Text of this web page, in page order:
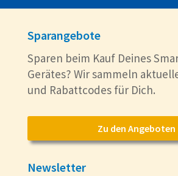
Sparangebote
Sparen beim Kauf Deines
Gerätes? Wir sammeln
und Rabattcodes für Dich.
Zu den Angeboten
Newsletter